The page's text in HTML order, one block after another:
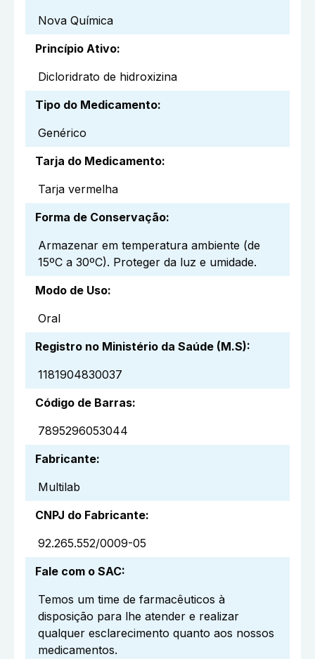
Nova Química
Princípio Ativo:
Dicloridrato de hidroxizina
Tipo do Medicamento:
Genérico
Tarja do Medicamento:
Tarja vermelha
Forma de Conservação:
Armazenar em temperatura ambiente (de
15ºC a 30ºC). Proteger da luz e umidade.
Modo de Uso:
Oral
Registro no Ministério da Saúde (M.S):
1181904830037
Código de Barras:
7895296053044
Fabricante:
Multilab
CNPJ do Fabricante:
92.265.552/0009-05
Fale com o SAC:
Temos um time de farmacêuticos à
disposição para lhe atender e realizar
qualquer esclarecimento quanto aos nossos
medicamentos.